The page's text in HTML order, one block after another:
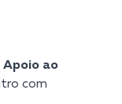
Apoio ao
com